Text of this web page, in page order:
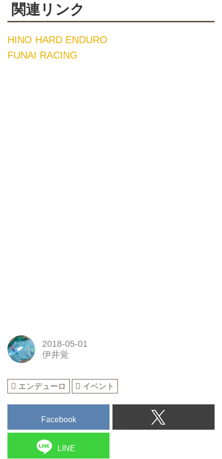
関連リンク
HINO HARD ENDURO
FUNAI RACING
2018-05-01
伊井覚
エンデューロ イベント
Facebook
LINE